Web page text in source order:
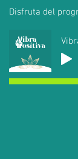
Disfruta del